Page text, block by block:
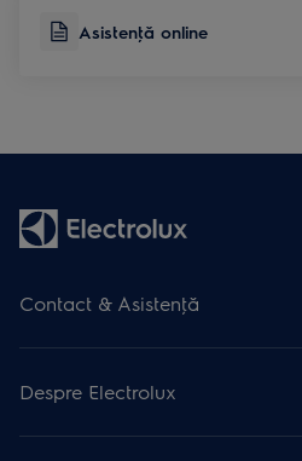
Asistenţă online
Contact & Asistenţă
Asistenţă online
Asistenţă service
Articole de asistență
Despre Electrolux